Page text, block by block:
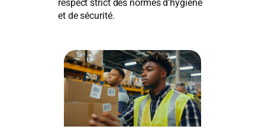
respect strict des normes d’hygiène
et de sécurité.